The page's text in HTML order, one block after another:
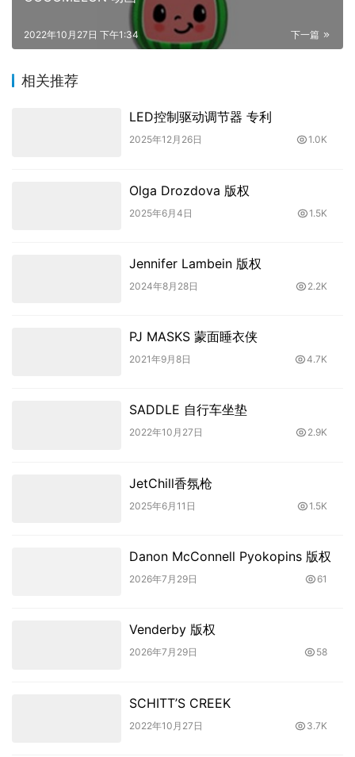
下一篇
2022年10月27日 下午1:34
相关推荐
LED控制驱动调节器 专利
2025年12月26日 1.0K
Olga Drozdova 版权
2025年6月4日 1.5K
Jennifer Lambein 版权
2024年8月28日 2.2K
PJ MASKS 蒙面睡衣侠
2021年9月8日 4.7K
SADDLE 自行车坐垫
2022年10月27日 2.9K
JetChill香氛枪
2025年6月11日 1.5K
Danon McConnell Pyokopins 版权
2026年7月29日 61
Venderby 版权
2026年7月29日 58
SCHITT’S CREEK
2022年10月27日 3.7K